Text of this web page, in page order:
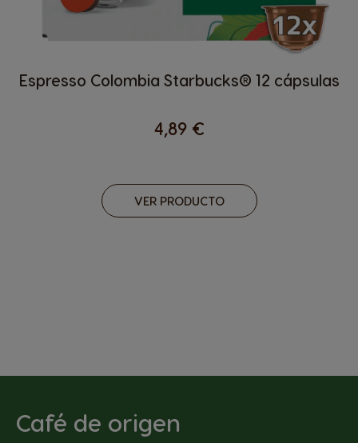
Espresso Colombia Starbucks® 12 cápsulas
4,89 €
VER PRODUCTO
Café de origen